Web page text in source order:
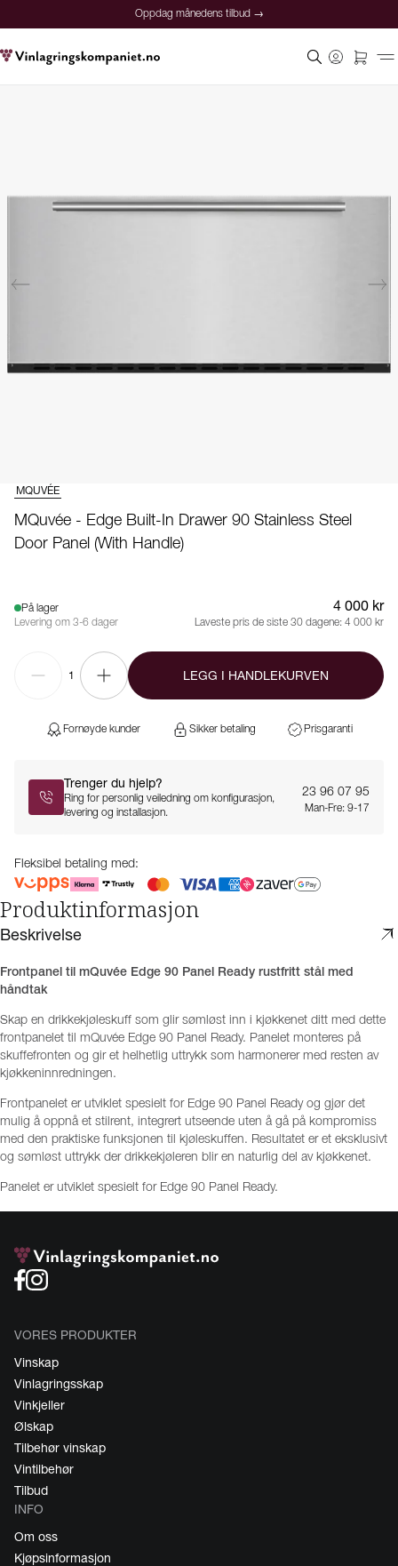
Oppdag månedens tilbud →
MQUVÉE
MQuvée - Edge Built-In Drawer 90 Stainless Steel
Door Panel (with Handle)
På lager
Levering om 3-6 dager
4 000 kr
Laveste pris de siste 30 dagene: 4 000 kr
1 LEGG I HANDLEKURVEN
Fornøyde kunder Sikker betaling Prisgaranti
Trenger du hjelp?
Ring for personlig veiledning om konfigurasjon,
levering og installasjon.
23 96 07 95
Man-Fre: 9-17
Fleksibel betaling med:
Produktinformasjon
Beskrivelse
Frontpanel til mQuvée Edge 90 Panel Ready rustfritt stål med
håndtak
Skap en drikkekjøleskuff som glir sømløst inn i kjøkkenet ditt med dette
frontpanelet til mQuvée Edge 90 Panel Ready. Panelet monteres på
skuffefronten og gir et helhetlig uttrykk som harmonerer med resten av
kjøkkeninnredningen.
Frontpanelet er utviklet spesielt for Edge 90 Panel Ready og gjør det
mulig å oppnå et stilrent, integrert utseende uten å gå på kompromiss
med den praktiske funksjonen til kjøleskuffen. Resultatet er et eksklusivt
og sømløst uttrykk der drikkekjøleren blir en naturlig del av kjøkkenet.
Panelet er utviklet spesielt for Edge 90 Panel Ready.
VORES PRODUKTER
Vinskap
Vinlagringsskap
Vinkjeller
Ølskap
Tilbehør vinskap
Vintilbehør
Tilbud
INFO
Om oss
Kjøpsinformasjon